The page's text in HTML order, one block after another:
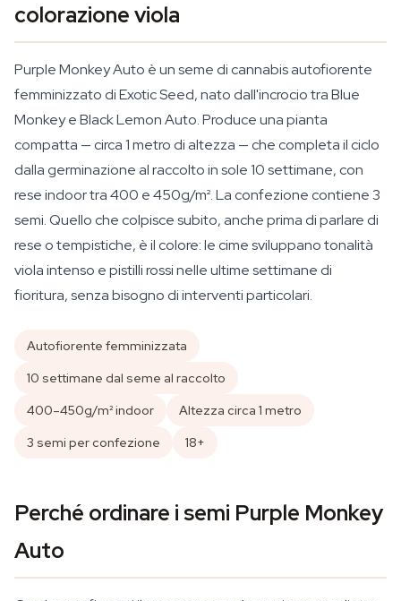
colorazione viola
Purple Monkey Auto è un seme di cannabis autofiorente
femminizzato di Exotic Seed, nato dall'incrocio tra Blue
Monkey e Black Lemon Auto. Produce una pianta
compatta — circa 1 metro di altezza — che completa il ciclo
dalla germinazione al raccolto in sole 10 settimane, con
rese indoor tra 400 e 450g/m². La confezione contiene 3
semi. Quello che colpisce subito, anche prima di parlare di
rese o tempistiche, è il colore: le cime sviluppano tonalità
viola intenso e pistilli rossi nelle ultime settimane di
fioritura, senza bisogno di interventi particolari.
Autofiorente femminizzata
10 settimane dal seme al raccolto
400–450g/m² indoor
Altezza circa 1 metro
3 semi per confezione
18+
Perché ordinare i semi Purple Monkey
Auto